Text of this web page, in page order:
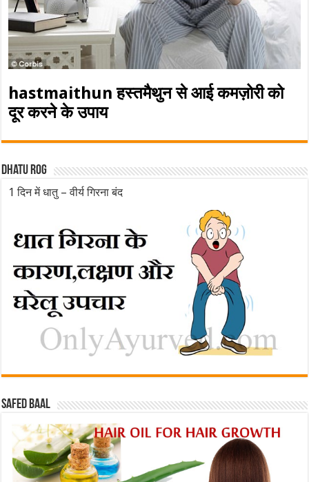
hastmaithun हस्तमैथुन से आई कमज़ोरी को
दूर करने के उपाय
Dhatu rog
1 दिन में धातु – वीर्य गिरना बंद
Safed baal